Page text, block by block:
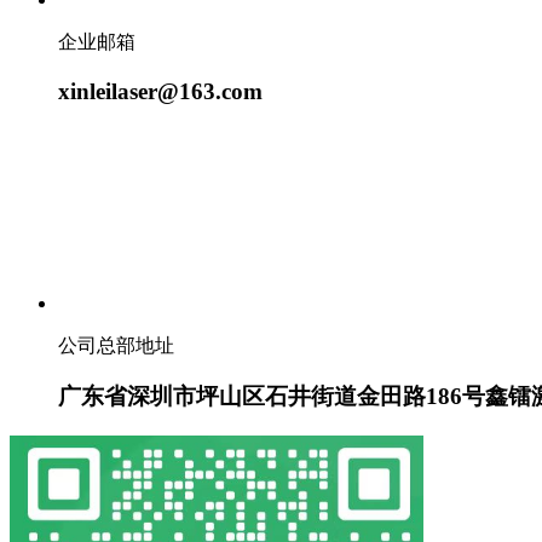
企业邮箱
xinleilaser@163.com
公司总部地址
广东省深圳市坪山区石井街道金田路186号鑫镭